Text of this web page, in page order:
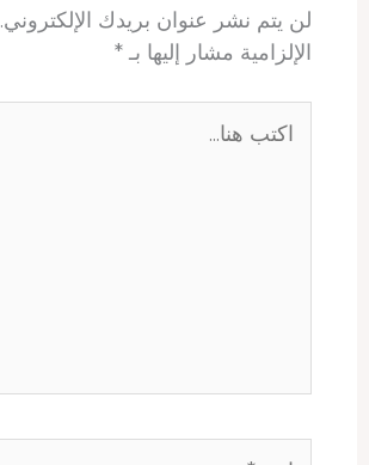
لن يتم نشر عنوان بريدك الإلكتروني.
الإلزامية مشار إليها بـ*
هنا...